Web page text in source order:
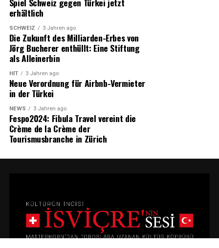
erhältlich
SCHWEIZ 3 Jahren ago
Die Zukunft des Milliarden-Erbes von
Jörg Bucherer enthüllt: Eine Stiftung
als Alleinerbin
HIT 3 Jahren ago
Neue Verordnung für Airbnb-Vermieter
in der Türkei
NEWS 3 Jahren ago
Fespo2024: Fibula Travel vereint die
Crème de la Crème der
Tourismusbranche in Zürich